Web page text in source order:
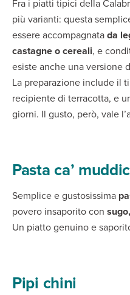
Fra i piatti tipici della
più varianti: questa
essere accompagnatada
castagne o cereali, e
esiste anche una versione
La preparazione include il
recipiente di terracotta, e
giorni. Il gusto, però, vale
Pasta ca’
Semplice e gustosissima
povero insaporito con
Un piatto genuino e
Pipi chini